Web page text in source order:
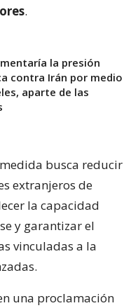
.
la presión
contra Irán por medio
aparte de las
busca reducir
extranjeros de
la capacidad
y garantizar el
vinculadas a la
una proclamación